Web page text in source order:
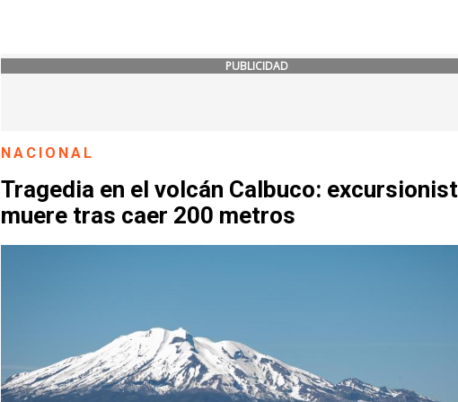
PUBLICIDAD
NACIONAL
Tragedia en el volcán Calbuco:
muere tras caer 200 metros